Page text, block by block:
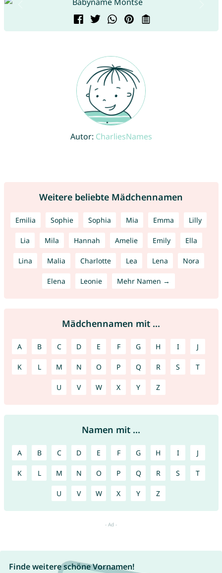
Autor: CharliesNames
Weitere beliebte Mädchennamen
Emilia Sophie Sophia Mia Emma Lilly
Lia Mila Hannah Amelie Emily Ella
Lina Malia Charlotte Lea Lena Nora
Elena Leonie Mehr Namen →
Mädchennamen mit ...
A B C D E F G H I J
K L M N O P Q R S T
U V W X Y Z
Namen mit ...
A B C D E F G H I J
K L M N O P Q R S T
U V W X Y Z
Finde weitere schöne Vornamen!